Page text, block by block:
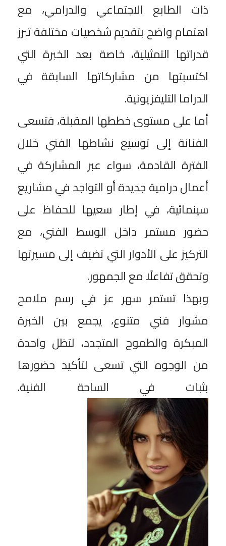
ذات الطابع الاجتماعي والدرامي، مع
اهتمام واضح بتقديم شخصيات مختلفة تبرز
قدراتها التمثيلية، خاصة بعد الخبرة التي
اكتسبتها من مشاركاتها السابقة في
الدراما التليفزيونية.
أما على مستوى خططها المقبلة، فتسعى
الفنانة إلى توسيع نشاطها الفني خلال
الفترة القادمة، سواء عبر المشاركة في
أعمال درامية جديدة أو التواجد في مشاريع
سينمائية، في إطار سعيها للحفاظ على
حضور مستمر داخل الوسط الفني، مع
التركيز على الأدوار التي تضيف إلى مسيرتها
وتحقق تفاعلًا مع الجمهور.
وبهذا تستمر سهر عز في رسم ملامح
مشوار فني متنوع، يجمع بين الخبرة
المبكرة والطموح المتجدد، لتظل واحدة
من الوجوه التي تسعى لتأكيد حضورها
بثبات في الساحة الفنية.